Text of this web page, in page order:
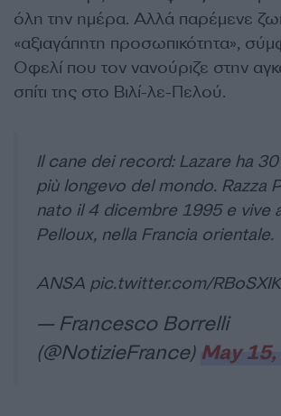
όλη την ημέρα. Αλλά παρέμενε
«αξιαγάπητη προσωπικότητα»,
Οφελί που τον νανούριζε στην
σπίτι της στο Βιλί-λε-Πελού.
Il cane dei record: Lazare ha
più longevo del mondo. Razza
nato il 4 dicembre 1995 e vive
Pelloux, nella Francia orientale.
ANSA pic.twitter.com/
— Francesco Borrelli
(@NotizieFrance) May